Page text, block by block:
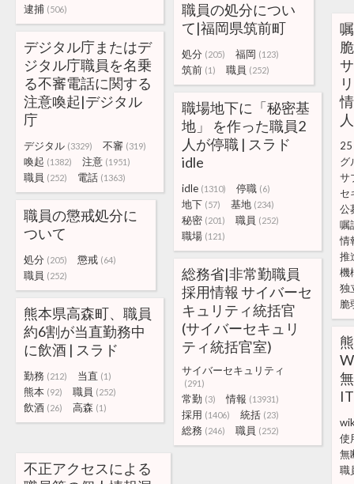
逮捕 (506)
職員の処分につい
て|福岡県筑前町
処分 (205) 福岡 (123)
筑前 (1) 職員 (252)
25
グ
サ
セ
公
嘱
情
推
機
独
脆
デジタル庁またはデ
ジタル庁職員を名乗
る不審電話に関する
注意喚起|デジタル
庁
デジタル (3329) 不審 (319)
喚起 (1382) 注意 (1951)
職員 (252) 電話 (1363)
職場地下に「秘密基
地」 を作った職員2
人が停職 | スラド
idle
idle (1310) 停職 (6)
地下 (57) 基地 (234)
秘密 (201) 職員 (252)
職場 (121)
職員の懲戒処分に
ついて
処分 (205) 懲戒 (64)
職員 (252)
総務省|非常勤職員
採用情報 サイバーセ
キュリティ統括官
(サイバーセキュリ
ティ統括官室)
サイバーセキュリティ
(291)
常勤 (3) 情報 (13931)
採用 (1406) 統括 (23)
総務 (246) 職員 (252)
熊本県高森町、職員
約6割が当直勤務中
に飲酒 | スラド
勤務 (212) 当直 (1)
熊本 (92) 職員 (252)
飲酒 (26) 高森 (1)
IT
使
無
職
不正アクセスによる